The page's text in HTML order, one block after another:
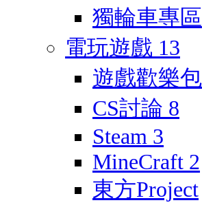
獨輪車專區
電玩遊戲 13
遊戲歡樂包
CS討論 8
Steam 3
MineCraft 2
東方Project